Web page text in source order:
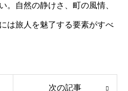
。自然の静けさ、町の風情、
は旅人を魅了する要素がすべ
次の記事